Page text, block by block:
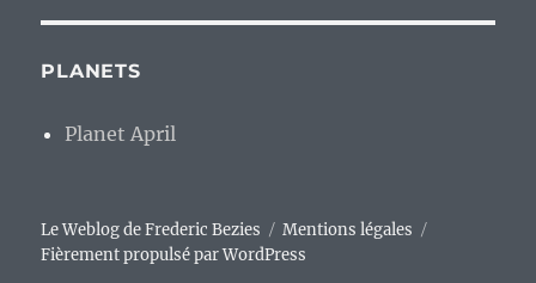
PLANETS
Planet April
Le Weblog de Frederic Bezies
Mentions légales
Fièrement propulsé par WordPress